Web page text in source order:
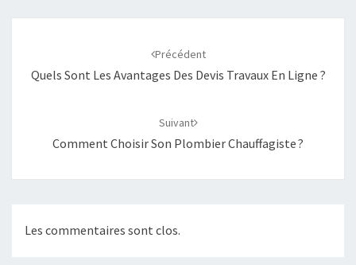
Précédent
Quels Sont Les Avantages Des Devis Travaux En Ligne ?
Suivant
Comment Choisir Son Plombier Chauffagiste ?
Les commentaires sont clos.